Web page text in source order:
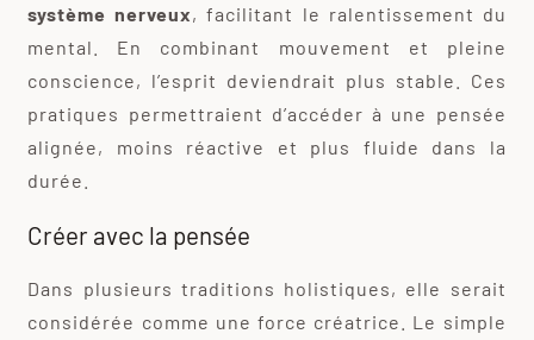
système nerveux, facilitant le ralentissement du
mental. En combinant mouvement et pleine
conscience, l’esprit deviendrait plus stable. Ces
pratiques permettraient d’accéder à une pensée
alignée, moins réactive et plus fluide dans la
durée.
Créer avec la pensée
Dans plusieurs traditions holistiques, elle serait
considérée comme une force créatrice. Le simple